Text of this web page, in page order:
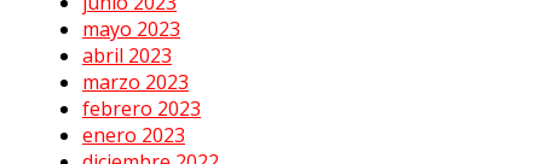
mayo 2023
abril 2023
marzo 2023
febrero 2023
enero 2023